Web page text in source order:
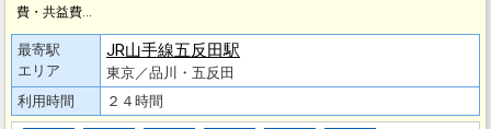
費・共益費…
最寄駅
エリア
JR山手線五反田駅
東京／品川・五反田
利用時間
２４時間